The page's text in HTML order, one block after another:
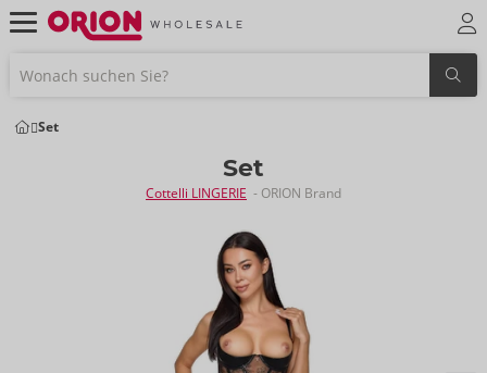
Set
Set
Cottelli LINGERIE - ORION Brand